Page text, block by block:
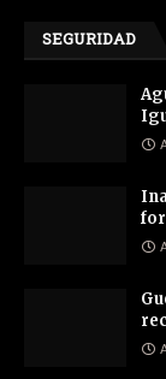
SEGURIDAD